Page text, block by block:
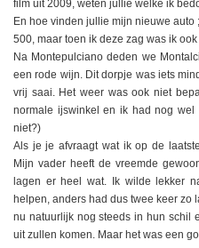
film uit 2009, weten jullie welke ik
En hoe vinden jullie mijn nieuwe
500, maar toen ik deze zag was ik
Na Montepulciano deden we
een rode wijn. Dit dorpje was iets
vrij saai. Het weer was ook niet
normale ijswinkel en ik had nog wel
niet?)
Als je je afvraagt wat ik op de
Mijn vader heeft de vreemde
lagen er heel wat. Ik wilde lekker
helpen, anders had dus twee keer zo
nu natuurlijk nog steeds in hun schil
uit zullen komen. Maar het was een